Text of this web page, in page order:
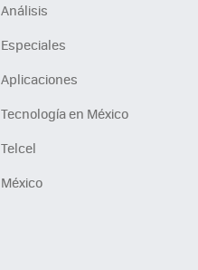
Análisis
Especiales
Aplicaciones
Tecnología en México
Telcel
México